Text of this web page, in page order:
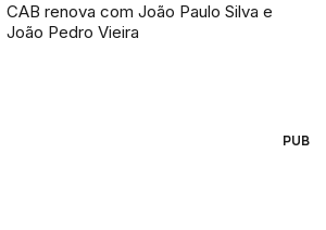
CAB renova com João Paulo Silva e
João Pedro Vieira
PUB